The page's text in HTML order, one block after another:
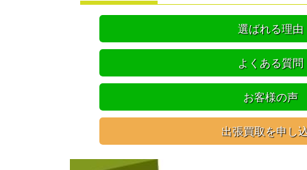
選ばれる理由
よくある質問
お客様の声
出張買取を申し